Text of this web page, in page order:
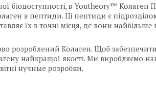
біодоступності, в Youtheory™
в пептиди. Ці пептиди є
їх в точні місця, де вони
розроблений Колаген. Щоб
найкращої якості. Ми виробляємо
нучные розробки.